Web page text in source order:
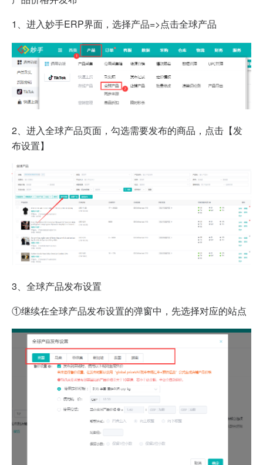
1、进入妙手ERP界面，选择产品=>点击全球产品
2、 进入全球产品页面，勾选需要发布的商品，点击【发
布设置】
3、全球产品发布设置
①继续在全球产品发布设置的弹窗中，先选择对应的站点